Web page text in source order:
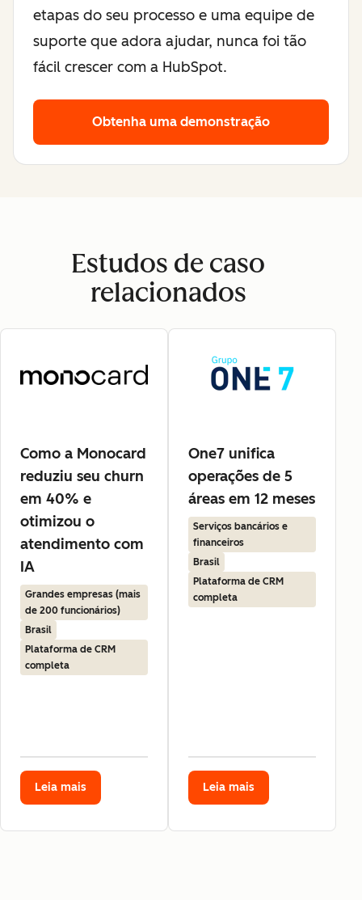
etapas do seu processo e uma equipe de
suporte que adora ajudar, nunca foi tão
fácil crescer com a HubSpot.
Obtenha uma demonstração
Estudos de caso
relacionados
Como a Monocard
reduziu seu churn
em 40% e
otimizou o
atendimento com
IA
Grandes empresas (mais
de 200 funcionários)
Brasil
Plataforma de CRM
completa
Leia mais
One7 unifica
operações de 5
áreas em 12 meses
Serviços bancários e
financeiros
Brasil
Plataforma de CRM
completa
Leia mais